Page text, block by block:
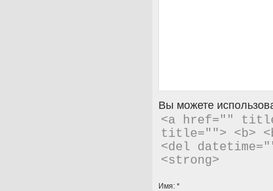
Вы можете
<a href=""
title=""> <b>
<del
<strong>
Имя: *